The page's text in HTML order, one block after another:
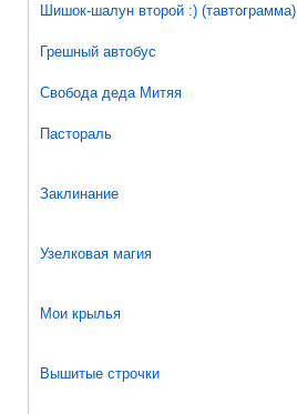
Шишок-шалун второй :) (тавтограмма)
Грешный автобус
Свобода деда Митяя
Пастораль
Заклинание
Узелковая магия
Мои крылья
Вышитые строчки